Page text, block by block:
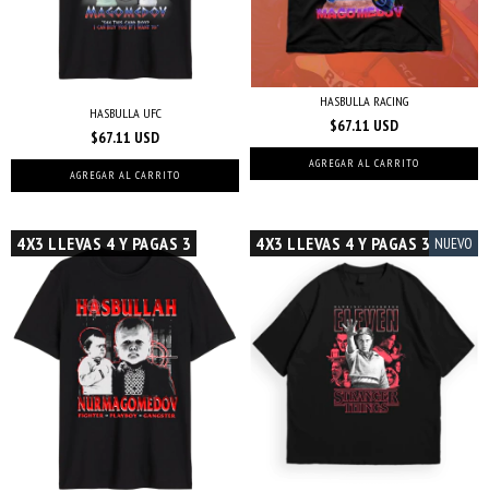
HASBULLA UFC
$67.11 USD
AGREGAR AL CARRITO
HASBULLA RACING
$67.11 USD
AGREGAR AL CARRITO
4X3 LLEVAS 4 Y PAGAS 3 4X3 LLEVAS 4 Y PAGAS 3 NUEVO